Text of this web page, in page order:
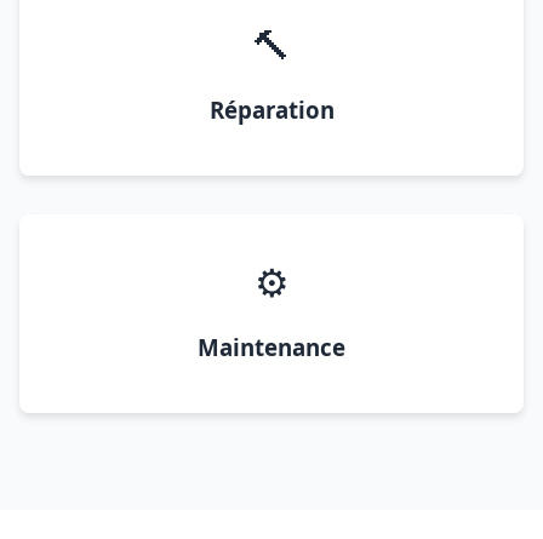
🔨
Réparation
⚙️
Maintenance